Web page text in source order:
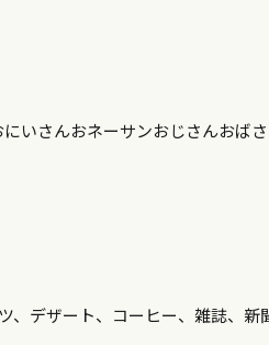
いさんおネーサンおじさんおば
、デザート、コーヒー、雑誌、新